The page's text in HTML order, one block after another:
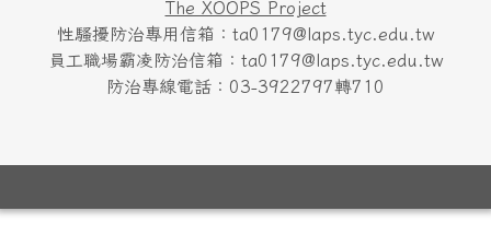
性騷擾防治專用信箱：ta0179@laps.tyc.edu.tw
員工職場霸凌防治信箱：ta0179@laps.tyc.edu.tw
防治專線電話：03-3922797轉710